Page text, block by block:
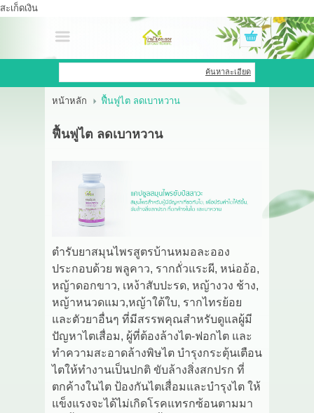
สะเก็ดเงิน
เข้าสู่ระบบ สมัครสมาชิก
สินค้าที่สนใจ ( 0 )
หน้าหลัก
GREEN HOUSE
เกี่ยวกับเรา
ติดต่อเรา
ค้นหาละเอียด
หน้าหลัก ฟื้นฟูไต ลดเบาหวาน
ฟื้นฟูไต ลดเบาหวาน
ตำรับยาสมุนไพรสูตรบ้านหมอละออง
ประกอบด้วย พลูคาว, รากถั่วแระผี, หน่ออ้อ,
หญ้าดอกขาว, เหง้าสับปะรด, หญ้างวง ช้าง,
หญ้าหนวดแมว,หญ้าใต้ใบ, รากไทรย้อย
และตัวยาอื่นๆ ที่มีสรรพคุณสำหรับดูแลผู้มี
ปัญหาไตเสื่อม, ผู้ที่ต้องล้างไต-ฟอกไต และ
ทำความสะอาดล้างพิษไต บำรุงกระตุ้นเตือน
ไตให้ทำงานเป็นปกติ ขับล้างสิ่งสกปรก ที่
ตกค้างในไต ป้องกันไตเสื่อมและบำรุงไต ให้
แข็งแรงจะได้ไม่เกิดโรคแทรกซ้อนตามมา